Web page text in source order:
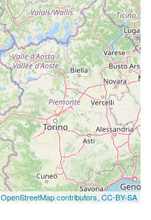
OpenStreetMap contributors,CC-BY-SA